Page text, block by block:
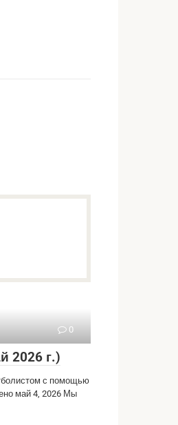
0
2026 г.)
с помощью
май 4, 2026 Мы